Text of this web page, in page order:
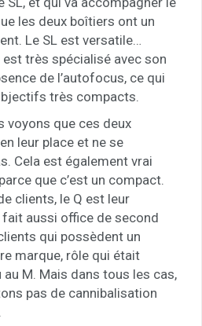
les deux boîtiers ont un
Le SL est versatile…
est très spécialisé avec son
de l’autofocus, ce qui
très compacts.
voyons que ces deux
leur place et ne se
Cela est également vrai
que c’est un compact.
clients, le Q est leur
fait aussi office de second
qui possèdent un
marque, rôle qui était
au M. Mais dans tous les cas,
pas de cannibalisation